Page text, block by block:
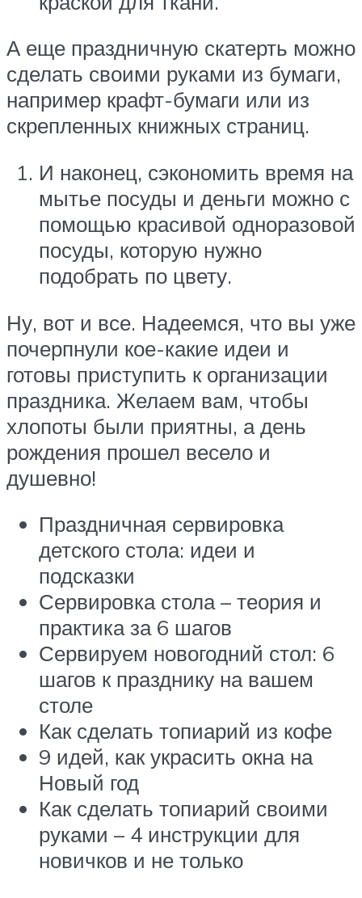
А еще праздничную скатерть можно
сделать своими руками из бумаги,
например крафт-бумаги или из
скрепленных книжных страниц.
И наконец, сэкономить время на
мытье посуды и деньги можно с
помощью красивой одноразовой
посуды, которую нужно
подобрать по цвету.
Ну, вот и все. Надеемся, что вы уже
почерпнули кое-какие идеи и
готовы приступить к организации
праздника. Желаем вам, чтобы
хлопоты были приятны, а день
рождения прошел весело и
душевно!
Праздничная сервировка
детского стола: идеи и
подсказки
Сервировка стола – теория и
практика за 6 шагов
Сервируем новогодний стол: 6
шагов к празднику на вашем
столе
Как сделать топиарий из кофе
9 идей, как украсить окна на
Новый год
Как сделать топиарий своими
руками – 4 инструкции для
новичков и не только